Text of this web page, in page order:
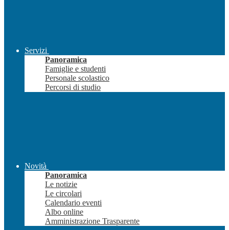
Servizi
Panoramica
Famiglie e studenti
Personale scolastico
Percorsi di studio
Novità
Panoramica
Le notizie
Le circolari
Calendario eventi
Albo online
Amministrazione Trasparente